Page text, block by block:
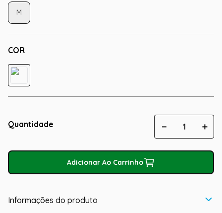
COR
M
Quantidade ＋
－
Adicionar Ao Carrinho
Informações do produto